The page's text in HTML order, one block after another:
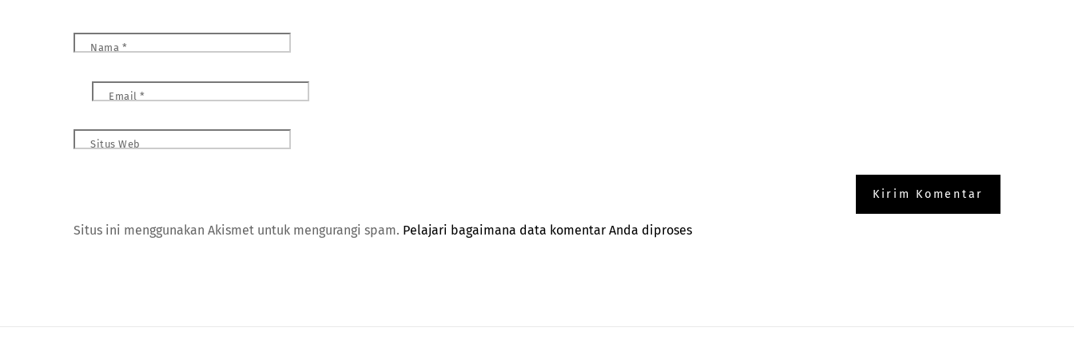
Nama *
Email*
Situs Web
Situs ini menggunakan Akismet untuk mengurangi spam. Pelajari bagaimana data komentar Anda diproses